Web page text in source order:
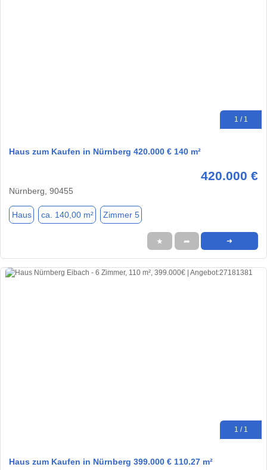
1 / 1
Haus zum Kaufen in Nürnberg 420.000 € 140 m²
420.000 €
Nürnberg, 90455
Haus ca. 140,00 m² Zimmer 5
★ ➦ ➜
1 / 1
Haus zum Kaufen in Nürnberg 399.000 € 110.27 m²